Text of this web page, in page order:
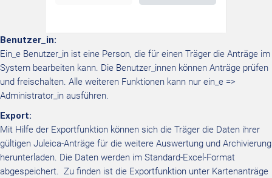
Benutzer_in:
Ein_e Benutzer_in ist eine Person, die für einen Träger die Anträge im
System bearbeiten kann. Die Benutzer_innen können Anträge prüfen
und freischalten. Alle weiteren Funktionen kann nur ein_e =>
Administrator_in ausführen.
Export:
Mit Hilfe der Exportfunktion können sich die Träger die Daten ihrer
gültigen Juleica-Anträge für die weitere Auswertung und Archivierung
herunterladen. Die Daten werden im Standard-Excel-Format
abgespeichert. Zu finden ist die Exportfunktion unter Kartenanträge